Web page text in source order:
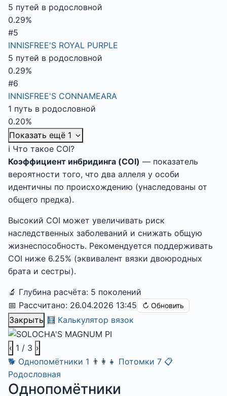
5 путей в родословной
0.29%
#5
INNISFREE'S ROYAL PURPLE
5 путей в родословной
0.29%
#6
INNISFREE'S CONNAMEARA
1 путь в родословной
0.20%
Показать ещё 1
ℹ️ Что такое COI?
Коэффициент инбридинга (COI) — показатель
вероятности того, что два аллеля у особи
идентичны по происхождению (унаследованы от
общего предка).
Высокий COI может увеличивать риск
наследственных заболеваний и снижать общую
жизнеспособность. Рекомендуется поддерживать
COI ниже 6.25% (эквивалент вязки двоюродных
брата и сестры).
🔬 Глубина расчёта: 5 поколений
📅 Рассчитано: 26.04.2026 13:45
↻ Обновить
Закрыть 🧮 Калькулятор вязок
‹ 1 / 3 ›
🐕 Однопомётники 1 👨‍👩‍👧 Потомки 7 📋
Родословная
Однопомётники